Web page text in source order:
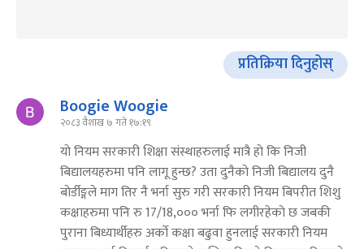
प्रतिक्रिया दिनुहोस्
Boogie Woogie
२०८३ वैशाख ७ गते १७:१९
याे नियम सरकारी शिक्षा संस्थाहरुलाई मात्रै हाे कि निजी
बिद्यालयहरुमा पनि लागू हुन्छ? उता दुनैकाे निजी बिद्यालय दुनै
बाेर्डीङ्गले माग तिर नै भर्ना सुरु गरी सरकारी नियम बिपरीत शिशु
कक्षाहरुमा पनि रु 17/18,००० भर्ना फि लगीरहेकाे छ जबकी
पुराना बिध्यार्थीहरु अर्काे कक्षा बढुवा हुनलाई सरकारी नियम